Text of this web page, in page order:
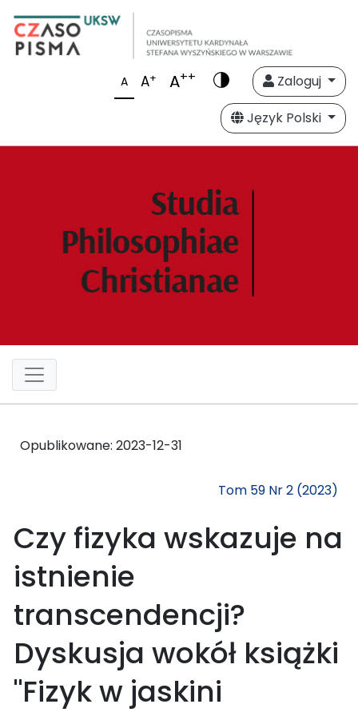
A A+ A++
Zaloguj
Język Polski
Opublikowane: 2023-12-31
Tom 59 Nr 2 (2023)
Czy fizyka wskazuje na
istnienie
transcendencji?
Dyskusja wokół książki
"Fizyk w jaskini